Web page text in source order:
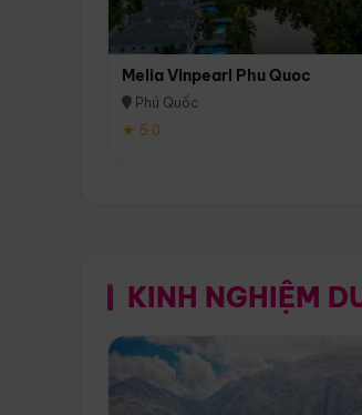
Melia Vinpearl Phu Quoc
Phú Quốc
★ 5.0
KINH NGHIỆM